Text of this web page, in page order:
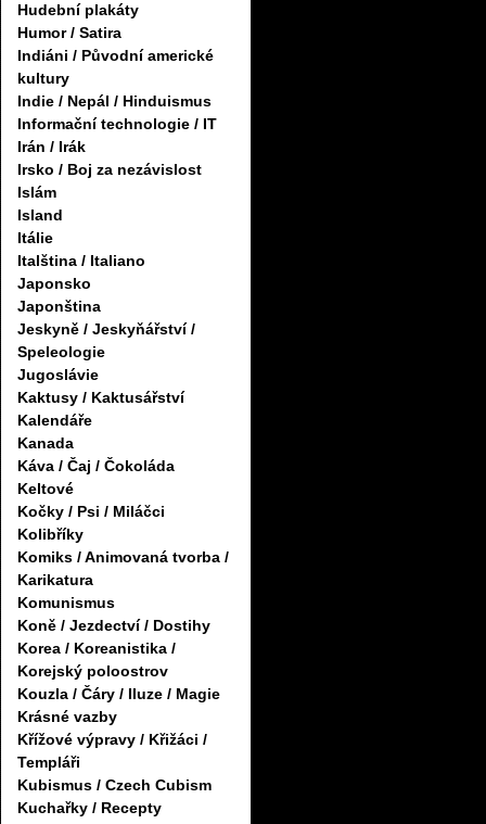
Hudební plakáty
Humor / Satira
Indiáni / Původní americké
kultury
Indie / Nepál / Hinduismus
Informační technologie / IT
Irán / Irák
Irsko / Boj za nezávislost
Islám
Island
Itálie
Italština / Italiano
Japonsko
Japonština
Jeskyně / Jeskyňářství /
Speleologie
Jugoslávie
Kaktusy / Kaktusářství
Kalendáře
Kanada
Káva / Čaj / Čokoláda
Keltové
Kočky / Psi / Miláčci
Kolibříky
Komiks / Animovaná tvorba /
Karikatura
Komunismus
Koně / Jezdectví / Dostihy
Korea / Koreanistika /
Korejský poloostrov
Kouzla / Čáry / Iluze / Magie
Krásné vazby
Křížové výpravy / Křižáci /
Templáři
Kubismus / Czech Cubism
Kuchařky / Recepty